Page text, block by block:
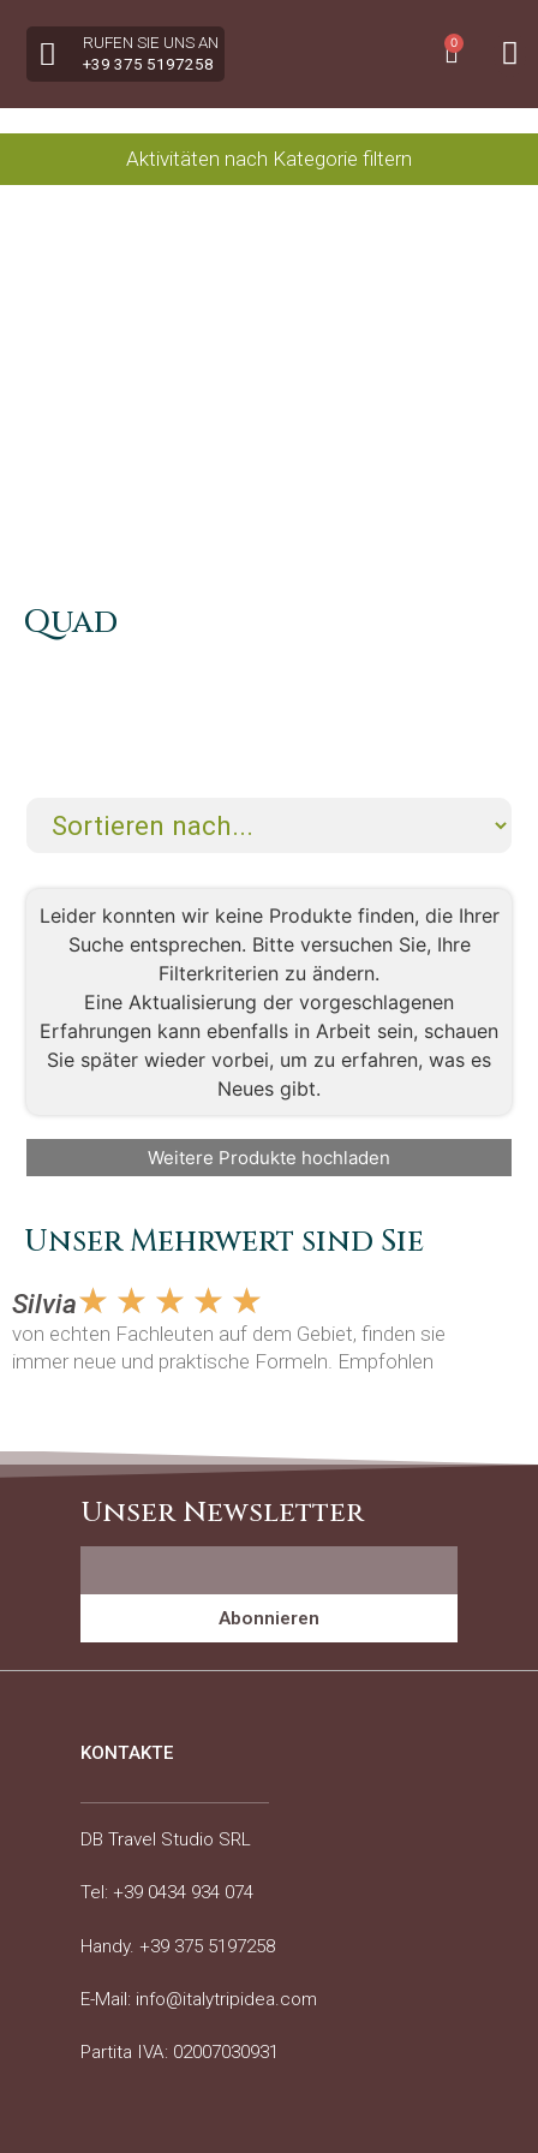
RUFEN SIE UNS AN
+39 375 5197258
0
Aktivitäten nach Kategorie filtern
Quad
Leider konnten wir keine Produkte finden, die Ihrer
Suche entsprechen. Bitte versuchen Sie, Ihre
Filterkriterien zu ändern.
Eine Aktualisierung der vorgeschlagenen
Erfahrungen kann ebenfalls in Arbeit sein, schauen
Sie später wieder vorbei, um zu erfahren, was es
Neues gibt.
Weitere Produkte hochladen
Unser Mehrwert sind Sie
Silvia☆ ☆ ☆ ☆ ☆
von echten Fachleuten auf dem Gebiet, finden sie
immer neue und praktische Formeln. Empfohlen
Unser Newsletter
Abonnieren
KONTAKTE
DB Travel Studio SRL
Tel:+39 0434 934 074
Handy.+39 375 5197258
E-Mail: info@italytripidea.com
Partita IVA: 02007030931